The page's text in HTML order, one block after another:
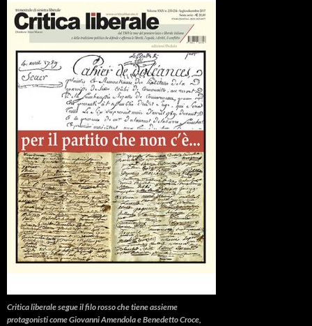
Critica liberalesegue il filo rosso che tiene assieme
protagonisti come Giovanni Amendola e Benedetto Croce,